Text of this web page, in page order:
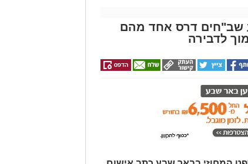
ברשות מקרקעי ישראל (רמ"י),
ואדי ענים שבנגב. הפעילות,
ידי משטרת ישראל, מקיפה שטח עצום
משטחה של העיר גבעתיים. העבודות
מזה למעלה משלושה עשורים
שב"חים דרס אחד מהם
לדבירה